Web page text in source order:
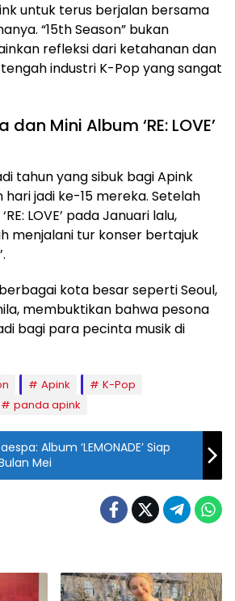
untuk terus berjalan bersama
“15th Season” bukan
refleksi dari ketahanan dan
industri K-Pop yang sangat
dan Mini Album ‘RE: LOVE’
tahun yang sibuk bagi Apink
jadi ke-15 mereka. Setelah
LOVE’ pada Januari lalu,
menjalani tur konser bertajuk
kota besar seperti Seoul,
membuktikan bahwa pesona
bagi para pecinta musik di
Apink
K-Pop
panda apink
Album ‘LEMONADE’ Siap
Mei